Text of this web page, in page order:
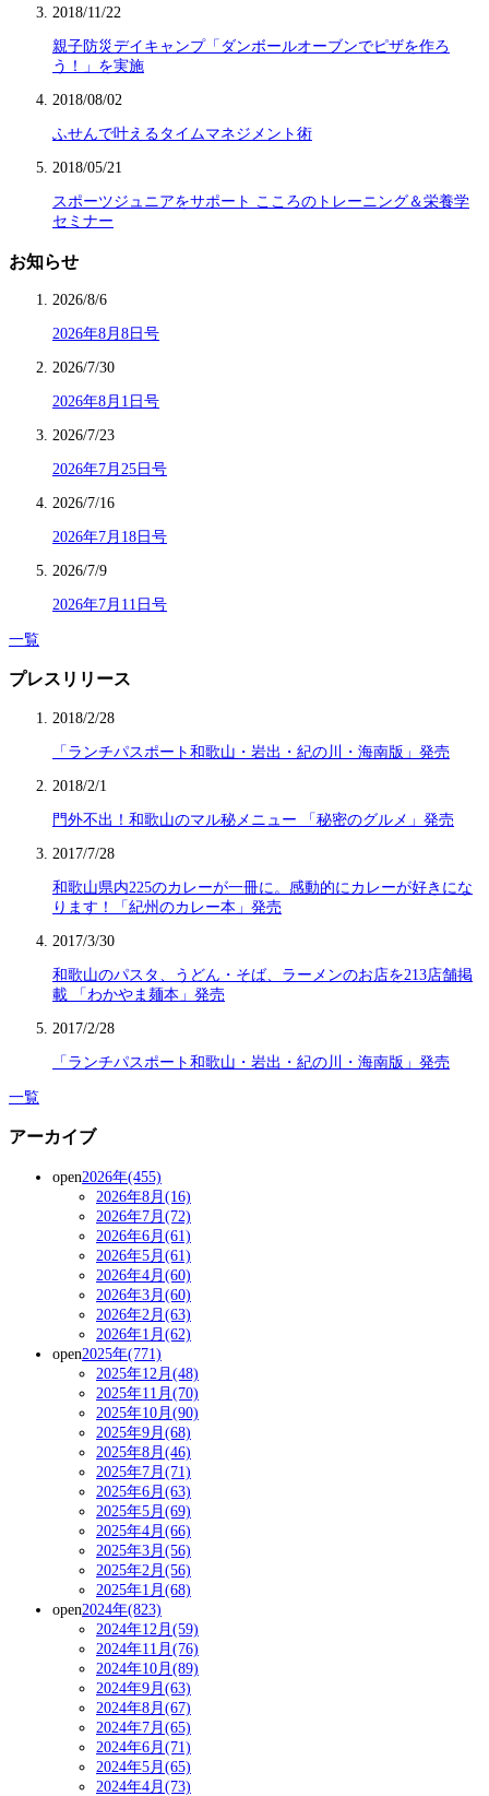
2018/11/22
親子防災デイキャンプ「ダンボールオーブンでピザを作ろ
う！」を実施
2018/08/02
ふせんで叶えるタイムマネジメント術
2018/05/21
スポーツジュニアをサポート こころのトレーニング＆栄養学
セミナー
お知らせ
2026/8/6
2026年8月8日号
2026/7/30
2026年8月1日号
2026/7/23
2026年7月25日号
2026/7/16
2026年7月18日号
2026/7/9
2026年7月11日号
一覧
プレスリリース
2018/2/28
「ランチパスポート和歌山・岩出・紀の川・海南版」発売
2018/2/1
門外不出！和歌山のマル秘メニュー 「秘密のグルメ」発売
2017/7/28
和歌山県内225のカレーが一冊に。感動的にカレーが好きにな
ります！「紀州のカレー本」発売
2017/3/30
和歌山のパスタ、うどん・そば、ラーメンのお店を213店舗掲
載 「わかやま麺本」発売
2017/2/28
「ランチパスポート和歌山・岩出・紀の川・海南版」発売
一覧
アーカイブ
open2026年(455)
2026年8月(16)
2026年7月(72)
2026年6月(61)
2026年5月(61)
2026年4月(60)
2026年3月(60)
2026年2月(63)
2026年1月(62)
open2025年(771)
2025年12月(48)
2025年11月(70)
2025年10月(90)
2025年9月(68)
2025年8月(46)
2025年7月(71)
2025年6月(63)
2025年5月(69)
2025年4月(66)
2025年3月(56)
2025年2月(56)
2025年1月(68)
open2024年(823)
2024年12月(59)
2024年11月(76)
2024年10月(89)
2024年9月(63)
2024年8月(67)
2024年7月(65)
2024年6月(71)
2024年5月(65)
2024年4月(73)